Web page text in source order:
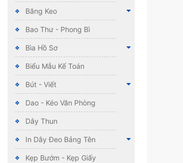
Băng Keo
Bao Thư - Phong Bì
Bìa Hồ Sơ
Biểu Mẫu Kế Toán
Bút - Viết
Dao - Kéo Văn Phòng
Dây Thun
In Dây Đeo Bảng Tên
Kẹp Bướm - Kẹp Giấy